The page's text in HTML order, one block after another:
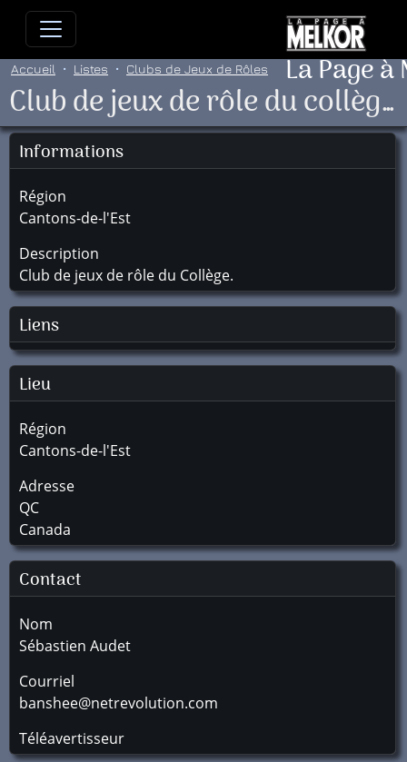
Allez directement au contenu
La Page
Accueil Listes Clubs de Jeux de Rôles
Club de jeux de rôle du collège de Sherbrooke
Informations
Région
Cantons-de-l'Est
Description
Club de jeux de rôle du Collège.
Liens
Lieu
Région
Cantons-de-l'Est
Adresse
QC
Canada
Contact
Nom
Sébastien Audet
Courriel
banshee@netrevolution.com
Téléavertisseur